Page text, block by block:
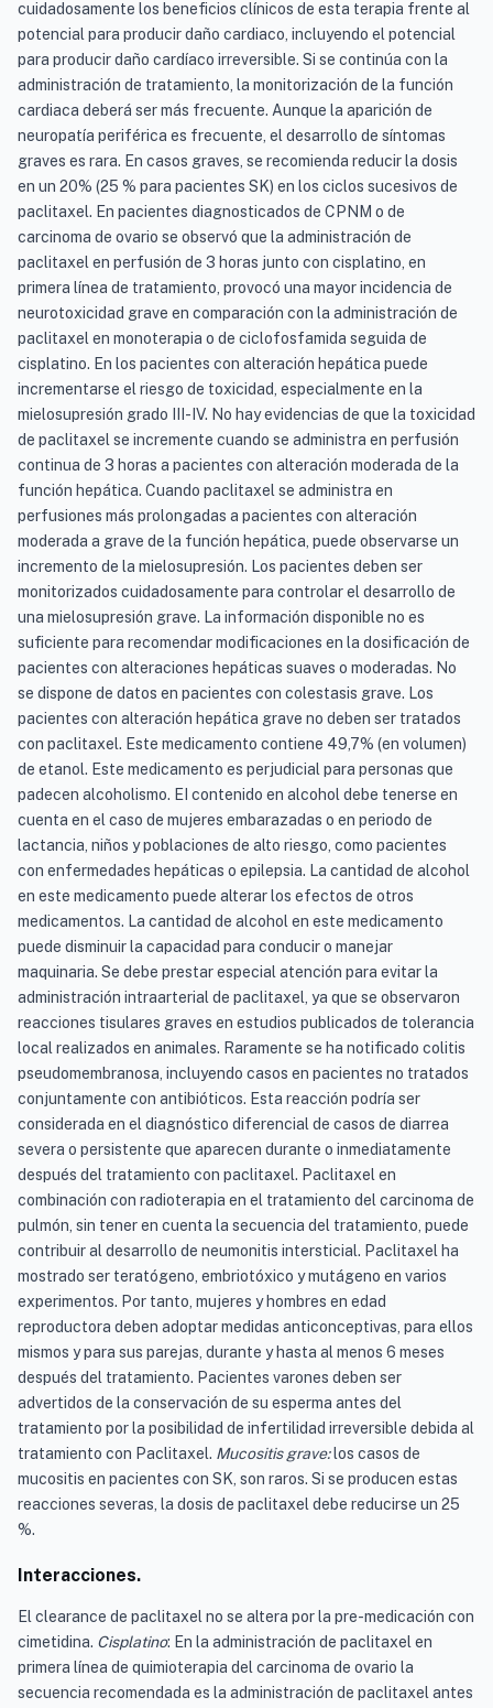
cuidadosamente los beneficios clínicos de esta terapia frente al
potencial para producir daño cardiaco, incluyendo el potencial
para producir daño cardíaco irreversible. Si se continúa con la
administración de tratamiento, la monitorización de la función
cardiaca deberá ser más frecuente. Aunque la aparición de
neuropatía periférica es frecuente, el desarrollo de síntomas
graves es rara. En casos graves, se recomienda reducir la dosis
en un 20% (25 % para pacientes SK) en los ciclos sucesivos de
paclitaxel. En pacientes diagnosticados de CPNM o de
carcinoma de ovario se observó que la administración de
paclitaxel en perfusión de 3 horas junto con cisplatino, en
primera línea de tratamiento, provocó una mayor incidencia de
neurotoxicidad grave en comparación con la administración de
paclitaxel en monoterapia o de ciclofosfamida seguida de
cisplatino. En los pacientes con alteración hepática puede
incrementarse el riesgo de toxicidad, especialmente en la
mielosupresión grado III-IV. No hay evidencias de que la toxicidad
de paclitaxel se incremente cuando se administra en perfusión
continua de 3 horas a pacientes con alteración moderada de la
función hepática. Cuando paclitaxel se administra en
perfusiones más prolongadas a pacientes con alteración
moderada a grave de la función hepática, puede observarse un
incremento de la mielosupresión. Los pacientes deben ser
monitorizados cuidadosamente para controlar el desarrollo de
una mielosupresión grave. La información disponible no es
suficiente para recomendar modificaciones en la dosificación de
pacientes con alteraciones hepáticas suaves o moderadas. No
se dispone de datos en pacientes con colestasis grave. Los
pacientes con alteración hepática grave no deben ser tratados
con paclitaxel. Este medicamento contiene 49,7% (en volumen)
de etanol. Este medicamento es perjudicial para personas que
padecen alcoholismo. EI contenido en alcohol debe tenerse en
cuenta en el caso de mujeres embarazadas o en periodo de
lactancia, niños y poblaciones de alto riesgo, como pacientes
con enfermedades hepáticas o epilepsia. La cantidad de alcohol
en este medicamento puede alterar los efectos de otros
medicamentos. La cantidad de alcohol en este medicamento
puede disminuir la capacidad para conducir o manejar
maquinaria. Se debe prestar especial atención para evitar la
administración intraarterial de paclitaxel, ya que se observaron
reacciones tisulares graves en estudios publicados de tolerancia
local realizados en animales. Raramente se ha notificado colitis
pseudomembranosa, incluyendo casos en pacientes no tratados
conjuntamente con antibióticos. Esta reacción podría ser
considerada en el diagnóstico diferencial de casos de diarrea
severa o persistente que aparecen durante o inmediatamente
después del tratamiento con paclitaxel. Paclitaxel en
combinación con radioterapia en el tratamiento del carcinoma de
pulmón, sin tener en cuenta la secuencia del tratamiento, puede
contribuir al desarrollo de neumonitis intersticial. Paclitaxel ha
mostrado ser teratógeno, embriotóxico y mutágeno en varios
experimentos. Por tanto, mujeres y hombres en edad
reproductora deben adoptar medidas anticonceptivas, para ellos
mismos y para sus parejas, durante y hasta al menos 6 meses
después del tratamiento. Pacientes varones deben ser
advertidos de la conservación de su esperma antes del
tratamiento por la posibilidad de infertilidad irreversible debida al
tratamiento con Paclitaxel. Mucositis grave:los casos de
mucositis en pacientes con SK, son raros. Si se producen estas
reacciones severas, la dosis de paclitaxel debe reducirse un 25
%.
Interacciones.
El clearance de paclitaxel no se altera por la pre-medicación con
cimetidina. Cisplatino: En la administración de paclitaxel en
primera línea de quimioterapia del carcinoma de ovario la
secuencia recomendada es la administración de paclitaxel antes